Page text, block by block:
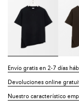
Envío gratis en 2-7 días
Devoluciones online
Nuestro característico